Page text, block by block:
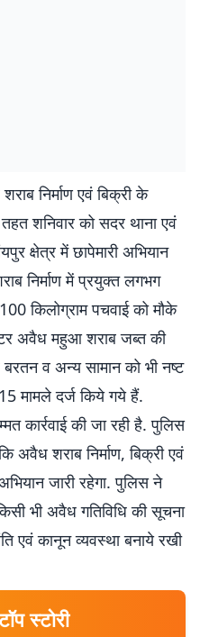
निर्माण एवं बिक्री के
शनिवार को सदर थाना एवं
क्षेत्र में छापेमारी अभियान
निर्माण में प्रयुक्त लगभग
किलोग्राम पचवाई को मौके
अवैध महुआ शराब जब्त की
व अन्य सामान को भी नष्ट
मामले दर्ज किये गये हैं.
कार्रवाई की जा रही है. पुलिस
अवैध शराब निर्माण, बिक्री एवं
जारी रहेगा. पुलिस ने
भी अवैध गतिविधि की सूचना
एवं कानून व्यवस्था बनाये रखी
स्टोरी